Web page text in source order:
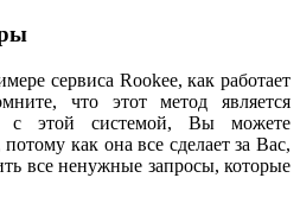
сервиса Rookee, как работает
что этот метод является
с этой системой, Вы можете
как она все сделает за Вас,
все ненужные запросы, которые